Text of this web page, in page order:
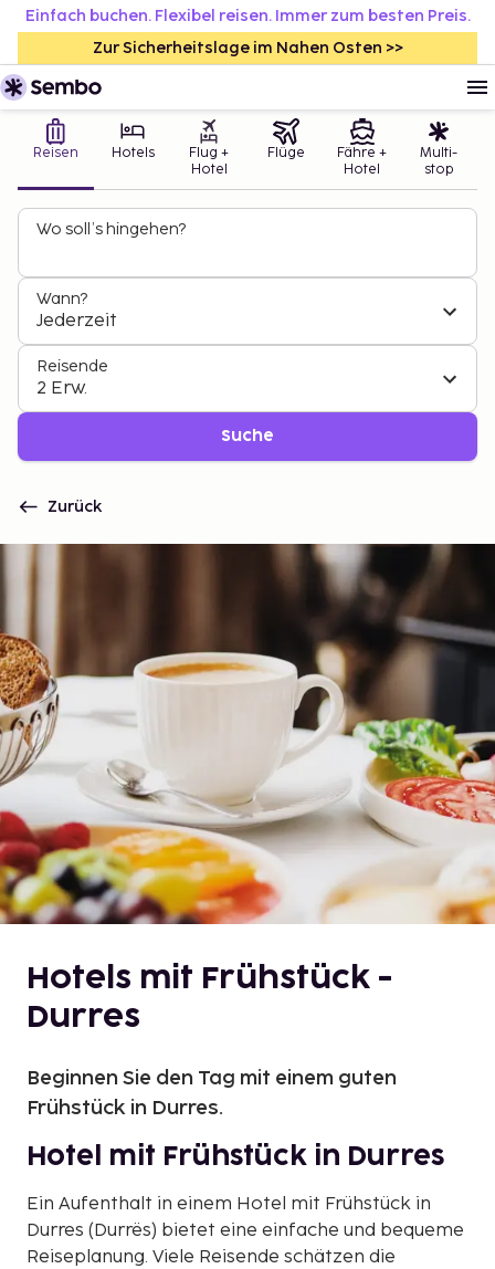
Einfach buchen. Flexibel reisen. Immer zum besten Preis.
Zur Sicherheitslage im Nahen Osten >>
Reisen Hotels
Flug +
Hotel
Flüge
Fähre +
Hotel
Multi-
stop
Wo soll’s hingehen?
Wann?
Jederzeit
Reisende
2 Erw.
Suche
Zurück
Hotels mit Frühstück -
Durres
Beginnen Sie den Tag mit einem guten
Frühstück in Durres.
Hotel mit Frühstück in Durres
Ein Aufenthalt in einem Hotel mit Frühstück in
Durres (Durrës) bietet eine einfache und bequeme
Reiseplanung. Viele Reisende schätzen die